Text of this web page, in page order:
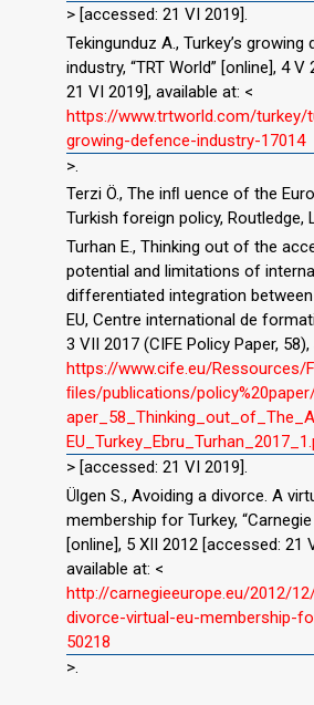
> [accessed: 21 VI 2019].
Tekingunduz A., Turkey’s growing
industry, “TRT World” [online], 4
21 VI 2019], available at: <
https://www.trtworld.com/turkey/
growing-defence-industry-17014
>.
Terzi Ö., The inﬂ uence of the
Turkish foreign policy, Routledge,
Turhan E., Thinking out of the
potential and limitations of
differentiated integration
EU, Centre international de
3 VII 2017 (CIFE Policy Paper,
https://www.cife.eu/Ressources/
ﬁles/publications/
> [accessed: 21 VI 2019].
Ülgen S., Avoiding a divorce. A
membership for Turkey, “Carnegie
[online], 5 XII 2012 [accessed: 21
available at: <
http://carnegieeurope.eu/2012/
divorce-virtual-eu-membership-
50218
>.